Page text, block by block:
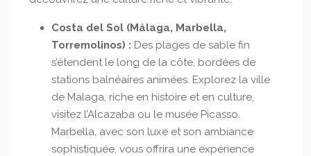
Costa del Sol (Málaga, Marbella,
Torremolinos) : Des plages de sable fin
s’étendent le long de la côte, bordées de
stations balnéaires animées. Explorez la ville
de Malaga, riche en histoire et en culture,
visitez l’Alcazaba ou le musée Picasso.
Marbella, avec son luxe et son ambiance
sophistiquée, vous offrira une expérience